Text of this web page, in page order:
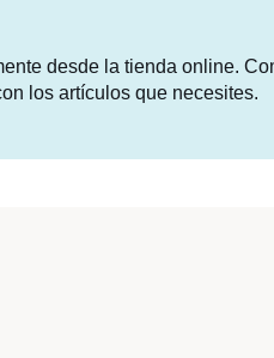
desde la tienda online.
los artículos que necesites.